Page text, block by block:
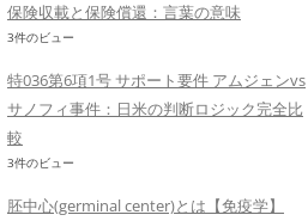
保険収載と保険償還：言葉の意味
3件のビュー
特036第6項1号 サポート要件 アムジェンvs
サノフィ事件：日米の判断ロジック完全比
較
3件のビュー
胚中心(germinal center)とは【免疫学】